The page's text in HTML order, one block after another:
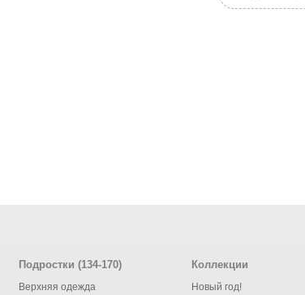
Подростки (134-170)
Верхняя одежда
Коллекции
Новый год!